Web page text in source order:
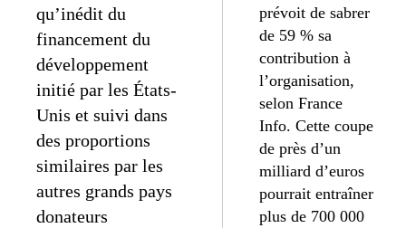
qu’inédit du
financement du
développement
initié par les États-
Unis et suivi dans
des proportions
similaires par les
autres grands pays
donateurs
prévoit de sabrer
de 59 % sa
contribution à
l’organisation,
selon France
Info. Cette coupe
de près d’un
milliard d’euros
pourrait entraîner
plus de 700 000